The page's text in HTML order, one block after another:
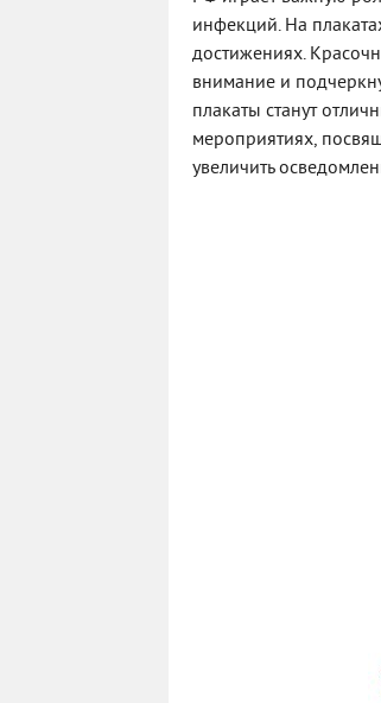
инфекций. На
достижениях.
внимание и
плакаты станут
мероприятиях,
увеличить